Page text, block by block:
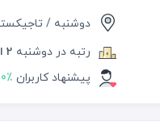
دوشنبه /
رتبه در دوشنبه 2 از 18 هتل
پیشنهاد کاربران 0٪ از 0 رای